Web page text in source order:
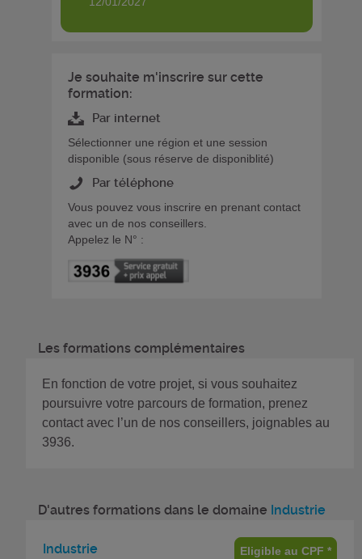
Je souhaite m'inscrire sur cette
formation:
Par internet
Sélectionner une région et une session
disponible (sous réserve de disponiblité)
Par téléphone
Vous pouvez vous inscrire en prenant contact
avec un de nos conseillers.
Appelez le N° :
Les formations complémentaires
En fonction de votre projet, si vous souhaitez
poursuivre votre parcours de formation, prenez
contact avec l’un de nos conseillers, joignables au
3936.
D'autres formations dans le domaine Industrie
Industrie
Eligible au CPF *